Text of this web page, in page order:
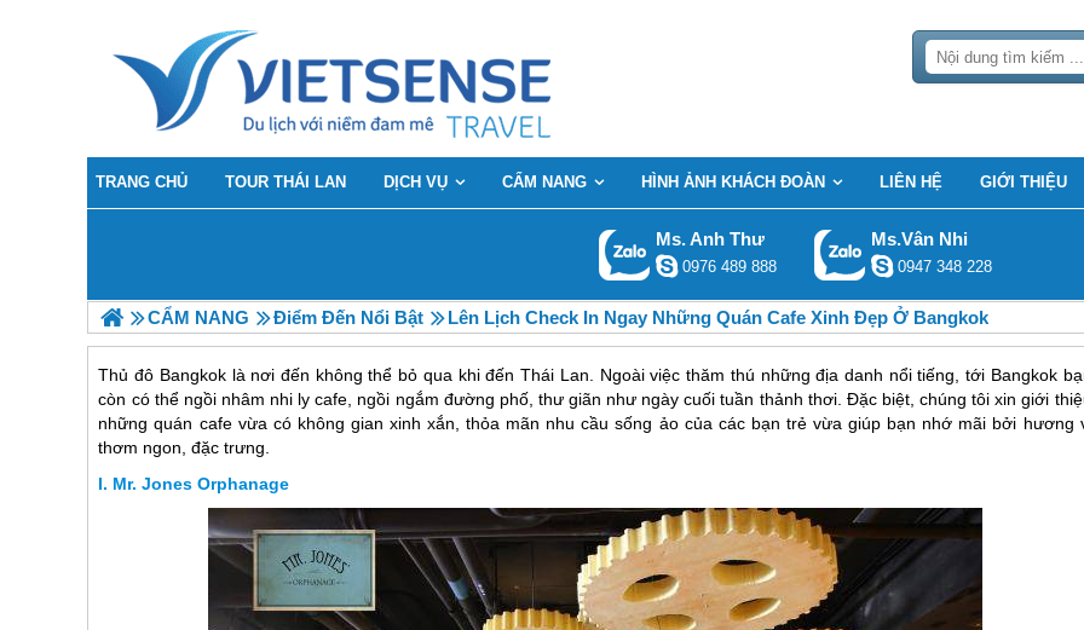
TRANG CHỦ TOUR THÁI LAN DỊCH VỤ CẨM NANG HÌNH ẢNH KHÁCH ĐOÀN LIÊN HỆ GIỚI THIỆU
Ms. Anh Thư
0976 489 888
Ms.Vân Nhi
0947 348 228
CẨM NANG Điểm Đến Nổi Bật Lên Lịch Check In Ngay Những Quán Cafe Xinh Đẹp Ở Bangkok
Thủ đô Bangkok là nơi đến không thể bỏ qua khi đến Thái Lan. Ngoài việc thăm thú những địa danh nổi tiếng, tới Bangkok
còn có thể ngồi nhâm nhi ly cafe, ngồi ngắm đường phố, thư giãn như ngày cuối tuần thảnh thơi. Đặc biệt, chúng tôi xin giới
những quán cafe vừa có không gian xinh xắn, thỏa mãn nhu cầu sống ảo của các bạn trẻ vừa giúp bạn nhớ mãi bởi hương
thơm ngon, đặc trưng.
Mr. Jones Orphanage